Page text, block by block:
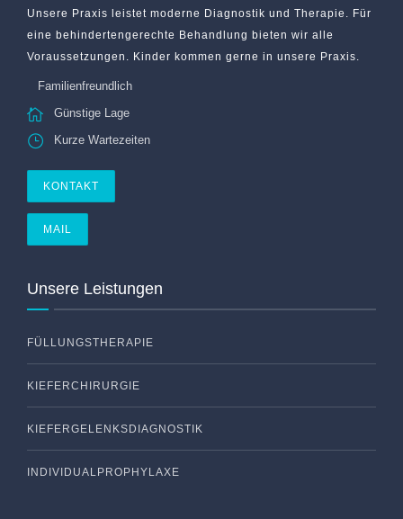
Unsere Praxis leistet moderne Diagnostik und Therapie. Für
eine behindertengerechte Behandlung bieten wir alle
Voraussetzungen. Kinder kommen gerne in unsere Praxis.
Familienfreundlich
Günstige Lage
Kurze Wartezeiten
KONTAKT
MAIL
Unsere Leistungen
FÜLLUNGSTHERAPIE
KIEFERCHIRURGIE
KIEFERGELENKSDIAGNOSTIK
INDIVIDUALPROPHYLAXE